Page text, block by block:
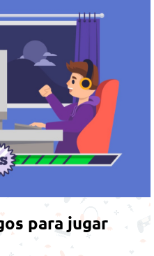
para jugar